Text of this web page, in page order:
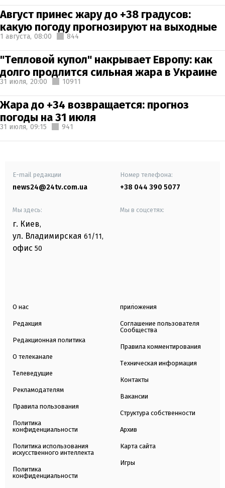
Август принес жару до +38 градусов:
какую погоду прогнозируют на выходные
1 августа, 08:00 844
"Тепловой купол" накрывает Европу: как
долго продлится сильная жара в Украине
31 июля, 20:00 10911
Жара до +34 возвращается: прогноз
погоды на 31 июля
31 июля, 09:15 941
E-mail редакции
news24@24tv.com.ua
Номер телефона:
+38 044 390 5077
Мы здесь:
г. Киев,
ул. Владимирская 61/11,
офис 50
Мы в соцсетях:
О нас
Редакция
Редакционная политика
О телеканале
Телеведущие
Рекламодателям
Правила пользования
Политика
конфиденциальности
Политика использования
искусственного интеллекта
Политика
конфиденциальности
приложения
Соглашение пользователя
Сообщества
Правила комментирования
Техническая информация
Контакты
Вакансии
Структура собственности
Архив
Карта сайта
Игры